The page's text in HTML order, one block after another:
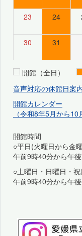
23 24
30 31
開館（全日）
音声対応の休館日案
開館カレンダー
（令和8年5月から10
開館時間
○平日(火曜日から金
午前9時40分から午
○土曜日・日曜日・祝
午前9時40分から午